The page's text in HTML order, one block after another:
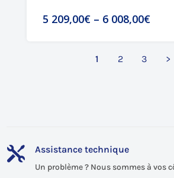
5 209,00€ – 6 008,00€
1 2 3 >
 Assistance technique
Un problème ? Nous sommes à vos